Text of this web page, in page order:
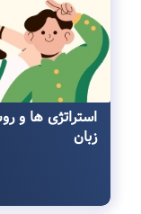
استراتژی ها و
زبان